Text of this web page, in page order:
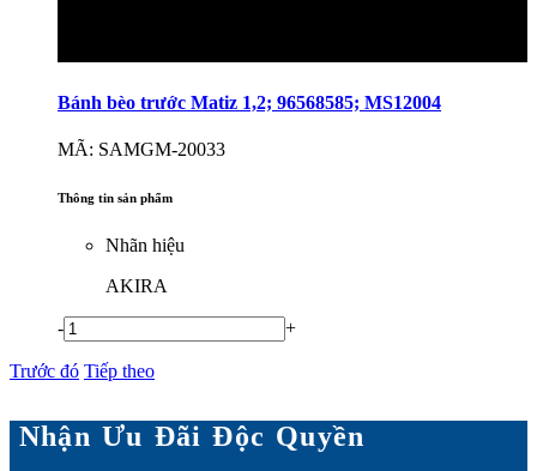
Bánh bèo trước Matiz 1,2; 96568585; MS12004
MÃ: SAMGM-20033
Thông tin sản phẩm
Nhãn hiệu
AKIRA
- +
Trước đó Tiếp theo
Nhận Ưu Đãi Độc Quyền